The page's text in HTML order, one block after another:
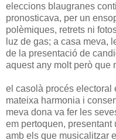
eleccions blaugranes
pronosticava, per un
polèmiques, retrets ni
luz de gas; a casa meva,
de la presentació de
aquest any molt però que
el casolà procés electoral
mateixa harmonia i
meva dona va fer les
em pertoquen,
amb els que musicalitzar